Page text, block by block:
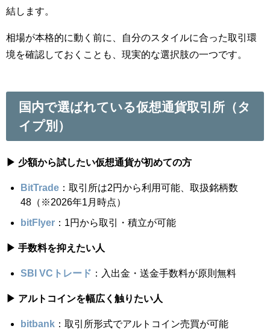
結します。
相場が本格的に動く前に、自分のスタイルに合った取引環
境を確認しておくことも、現実的な選択肢の一つです。
国内で選ばれている仮想通貨取引所（タ
イプ別）
▶ 少額から試したい仮想通貨が初めての方
BitTrade ：取引所は2円から利用可能、取扱銘柄数
48（※2026年1月時点）
bitFlyer ：1円から取引・積立が可能
▶ 手数料を抑えたい人
SBI VCトレード ：入出金・送金手数料が原則無料
▶ アルトコインを幅広く触りたい人
bitbank ：取引所形式でアルトコイン売買が可能